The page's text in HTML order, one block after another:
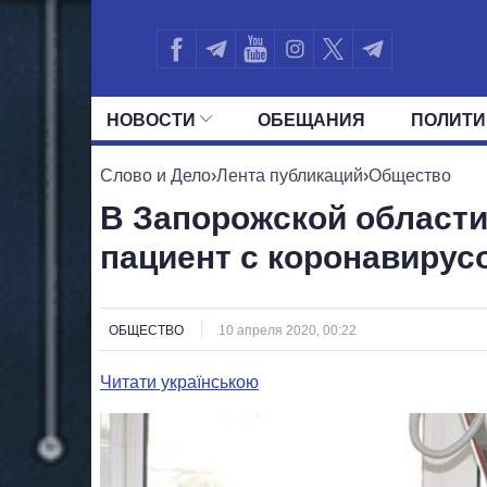
НОВОСТИ ОБЕЩАНИЯ
ВСЕ ПОЛИТИКИ ПРЕЗИДЕНТ И
Слово и Дело›Лента публикаций›Общество
В Запорожской
пациент с
ОБЩЕСТВО 10 апреля 2020, 00:22
Читати українською